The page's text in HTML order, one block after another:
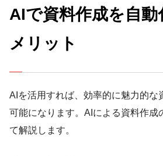
AIで資料作成を自
メリット
AIを活用すれば、効率的に魅力的な
可能になります。AIによる資料作成
て解説します。